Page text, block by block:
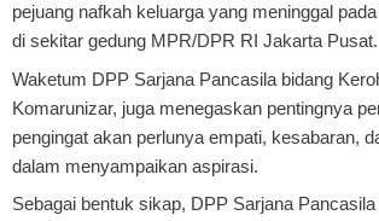
pejuang nafkah keluarga yang meninggal
di sekitar gedung MPR/DPR RI Jakarta Pusat.
Waketum DPP Sarjana Pancasila bidang
Komarunizar, juga menegaskan pentingnya
pengingat akan perlunya empati, kesabaran,
dalam menyampaikan aspirasi.
Sebagai bentuk sikap, DPP Sarjana